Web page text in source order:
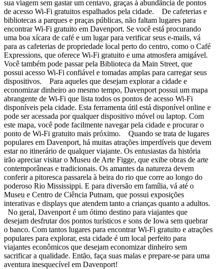
sua viagem sem gastar um centavo, graças à abundância de pontos
de acesso Wi-Fi gratuitos espalhados pela cidade. De cafeterias e
bibliotecas a parques e praças públicas, não faltam lugares para
encontrar Wi-Fi gratuito em Davenport. Se você está procurando
uma boa xícara de café e um lugar para verificar seus e-mails, vá
para as cafeterias de propriedade local perto do centro, como o Café
Expressions, que oferece Wi-Fi gratuito e uma atmosfera amigável.
Você também pode passar pela Biblioteca da Main Street, que
possui acesso Wi-Fi confiável e tomadas amplas para carregar seus
dispositivos. Para aqueles que desejam explorar a cidade e
economizar dinheiro ao mesmo tempo, Davenport possui um mapa
abrangente de Wi-Fi que lista todos os pontos de acesso Wi-Fi
disponíveis pela cidade. Esta ferramenta útil está disponível online e
pode ser acessada por qualquer dispositivo móvel ou laptop. Com
este mapa, você pode facilmente navegar pela cidade e procurar o
ponto de Wi-Fi gratuito mais próximo. Quando se trata de lugares
populares em Davenport, há muitas atrações imperdíveis que devem
estar no itinerário de qualquer viajante. Os entusiastas da história
irão apreciar visitar o Museu de Arte Figge, que exibe obras de arte
contemporâneas e tradicionais. Os amantes da natureza devem
conferir a pitoresca passarela à beira do rio que corre ao longo do
poderoso Rio Mississippi. E para diversão em família, vá até o
Museu e Centro de Ciência Putnam, que possui exposições
interativas e displays que atendem tanto a crianças quanto a adultos.
No geral, Davenport é um ótimo destino para viajantes que
desejam desfrutar dos pontos turísticos e sons de Iowa sem quebrar
o banco. Com tantos lugares para encontrar Wi-Fi gratuito e atrações
populares para explorar, esta cidade é um local perfeito para
viajantes econômicos que desejam economizar dinheiro sem
sacrificar a qualidade. Então, faça suas malas e prepare-se para uma
aventura inesquecível em Davenport!